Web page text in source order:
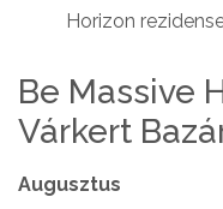
Horizon
Be Massive
Várkert
Augusztus